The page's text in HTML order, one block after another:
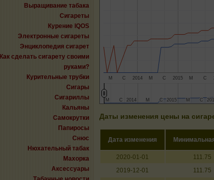
Выращивание табака
Сигареты
Курение IQOS
Электронные сигареты
Энциклопедия сигарет
Как сделать сигарету своими
руками?
Курительные трубки
Сигары
Сигариллы
Кальяны
Самокрутки
Папиросы
Снюс
Нюхательный табак
Махорка
Аксессуары
2014 2015
М С М С М С
2014
2014 2015
2015
М
М С
С М
М С
С М
М С
С
Даты изменения цены на
Дата изменения
2020-01-01 111.75
2019-12-01
111.75